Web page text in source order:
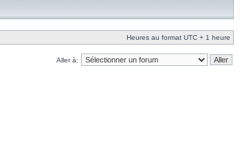
Heures au format UTC + 1 heure
Aller à: